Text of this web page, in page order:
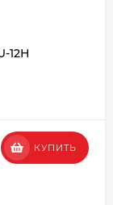
12Н
КУПИТЬ